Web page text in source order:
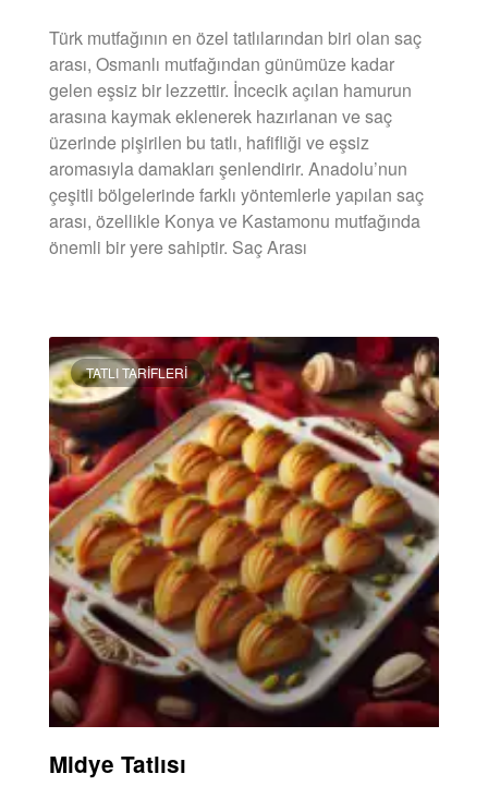
Türk mutfağının en özel tatlılarından biri olan saç
arası, Osmanlı mutfağından günümüze kadar
gelen eşsiz bir lezzettir. İncecik açılan hamurun
arasına kaymak eklenerek hazırlanan ve saç
üzerinde pişirilen bu tatlı, hafifliği ve eşsiz
aromasıyla damakları şenlendirir. Anadolu’nun
çeşitli bölgelerinde farklı yöntemlerle yapılan saç
arası, özellikle Konya ve Kastamonu mutfağında
önemli bir yere sahiptir. Saç Arası
TATLI TARIFLERI
Midye Tatlısı